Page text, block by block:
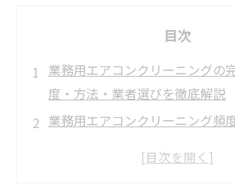
目次
業務用エアコンクリーニングの
度・方法・業者選びを徹底解説
業務用エアコンクリーニング頻
業務用エアコンクリーニング料